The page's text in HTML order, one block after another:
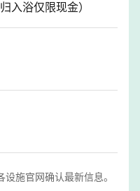
入浴仅限现金）
施官网确认最新信息。